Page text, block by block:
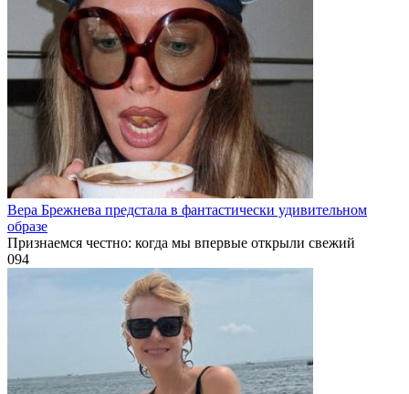
Вера Брежнева предстала в фантастически удивительном
образе
Признаемся честно: когда мы впервые открыли свежий
094